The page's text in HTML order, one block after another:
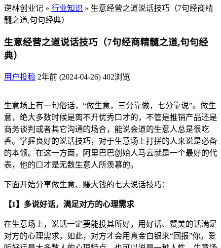
逆林创业记 » 行业知识 » 生意经营之道说话技巧（7句经商精
髓之道,句句经典）
生意经营之道说话技巧（7句经商精髓之道,句句经
典）
用户投稿 2年前 (2024-04-26) 402浏览
生意场上有一句俗话，“做生意，三分靠做，七分靠说”。做生
意，绝大多数时候是离不开优秀口才的，不管是推销产品还是
商务谈判或者其它沟通的场合，能说会道的生意人总是很吃
香。掌握良好的说话技巧，对于生意场上打拼的人来说是必备
的本领。在这一方面，阿里巴巴创始人马云就是一个最好的代
表，他的口才是无数生意人所羡慕的。
下面开始分享做生意、赚大钱的七大说话技巧：
【1】多说好话，满足对方的心理需求
在生意场上，说话一定要能投其所好，用好话、赞美的话满足
对方的心理需求，如此，对方才会用真金白银来“回报”你。爱